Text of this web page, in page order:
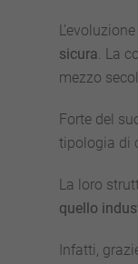
sicura. La
mezzo
Forte del
tipologia di
La loro
quello
Infatti,